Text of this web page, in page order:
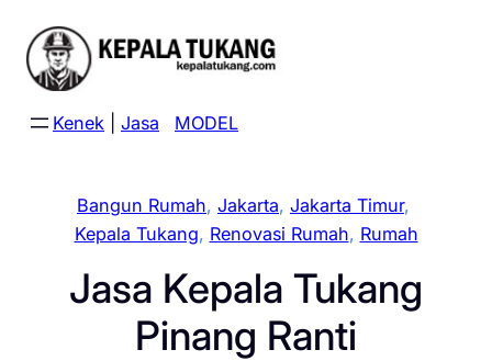
content
Kenek Jasa MODEL
Bangun Rumah, Jakarta, Jakarta Timur
Kepala Tukang, Renovasi Rumah, Rumah
Jasa Kepala Tukang
Pinang Ranti